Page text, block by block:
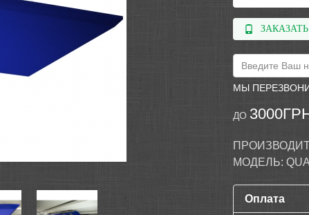
МЫ
ДО
МОДЕЛЬ:
Оплата